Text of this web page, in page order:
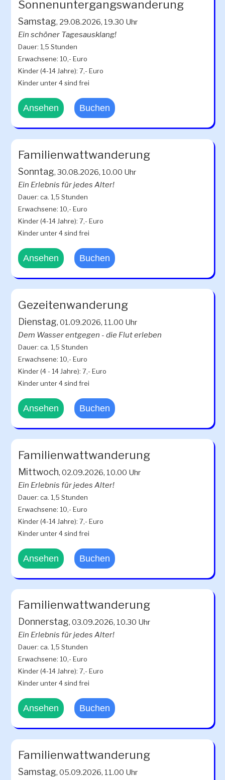
Sonnenuntergangswanderung
Samstag, 29.08.2026, 19.30 Uhr
Ein schöner Tagesausklang!
Dauer: 1,5 Stunden
Erwachsene: 10,- Euro
Kinder (4-14 Jahre): 7,- Euro
Kinder unter 4 sind frei
Ansehen Buchen
Familienwattwanderung
Sonntag, 30.08.2026, 10.00 Uhr
Ein Erlebnis für jedes Alter!
Dauer: ca. 1,5 Stunden
Erwachsene: 10,- Euro
Kinder (4-14 Jahre): 7,- Euro
Kinder unter 4 sind frei
Ansehen Buchen
Gezeitenwanderung
Dienstag, 01.09.2026, 11.00 Uhr
Dem Wasser entgegen - die Flut erleben
Dauer: ca. 1,5 Stunden
Erwachsene: 10,- Euro
Kinder (4 - 14 Jahre): 7,- Euro
Kinder unter 4 sind frei
Ansehen Buchen
Familienwattwanderung
Mittwoch, 02.09.2026, 10.00 Uhr
Ein Erlebnis für jedes Alter!
Dauer: ca. 1,5 Stunden
Erwachsene: 10,- Euro
Kinder (4-14 Jahre): 7,- Euro
Kinder unter 4 sind frei
Ansehen Buchen
Familienwattwanderung
Donnerstag, 03.09.2026, 10.30 Uhr
Ein Erlebnis für jedes Alter!
Dauer: ca. 1,5 Stunden
Erwachsene: 10,- Euro
Kinder (4-14 Jahre): 7,- Euro
Kinder unter 4 sind frei
Ansehen Buchen
Familienwattwanderung
Samstag, 05.09.2026, 11.00 Uhr